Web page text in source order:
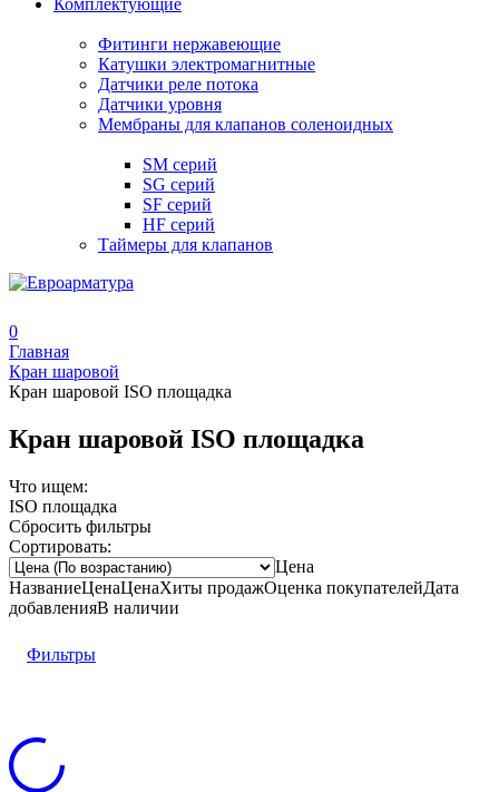
Комплектующие
Фитинги нержавеющие
Катушки электромагнитные
Датчики реле потока
Датчики уровня
Мембраны для клапанов соленоидных
SM серий
SG серий
SF серий
HF серий
Таймеры для клапанов
0
Главная
Кран шаровой
Кран шаровой ISO площадка
Кран шаровой ISO площадка
Что ищем:
ISO площадка
Сбросить фильтры
Сортировать:
Цена
НазваниеЦенаЦенаХиты продажОценка покупателейДата
добавленияВ наличии
Фильтры